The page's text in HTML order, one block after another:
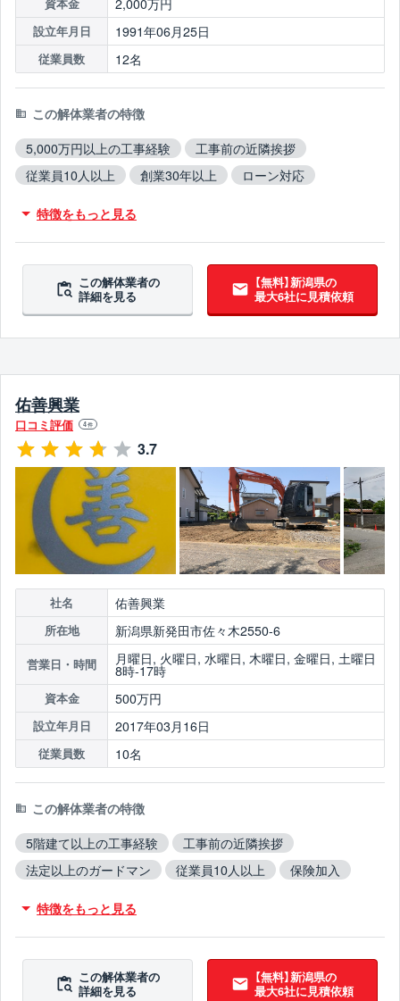
資本金
設立年月日 1991年06月25日
従業員数 12名
この解体業者の特徴
5,000万円以上の工事経験
工事前の近隣挨拶
従業員10人以上
創業30年以上
ローン対応
ブロック塀撤去対応
造成工事対応
10年以上無事故
10年以上無違反
翌営業日までに連絡
特徴をもっと見る
この解体業者の
詳細を見る
【無料】新潟県の
最大6社に見積依頼
佑善興業
口コミ評価 4件
3.7
社名 佑善興業
所在地 新潟県新発田市佐々木2550-6
営業日・時間 月曜日, 火曜日, 水曜日, 木曜日, 金曜日, 土曜日
8時-17時
資本金 500万円
設立年月日 2017年03月16日
従業員数 10名
この解体業者の特徴
5階建て以上の工事経験
工事前の近隣挨拶
法定以上のガードマン
従業員10人以上
保険加入
5年以上無違反
特徴をもっと見る
この解体業者の
詳細を見る
【無料】新潟県の
最大6社に見積依頼